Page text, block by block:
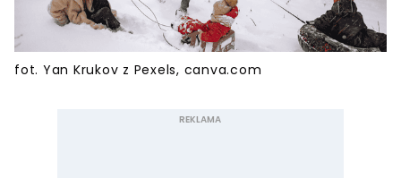
fot. Yan Krukov z Pexels, canva.com